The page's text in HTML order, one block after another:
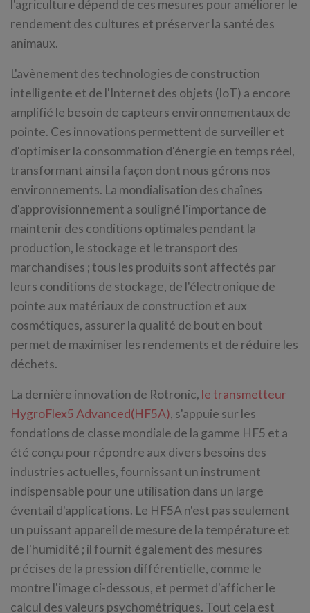
l'agriculture dépend de ces mesures pour améliorer le
rendement des cultures et préserver la santé des
animaux.
L'avènement des technologies de construction
intelligente et de l'Internet des objets (IoT) a encore
amplifié le besoin de capteurs environnementaux de
pointe. Ces innovations permettent de surveiller et
d'optimiser la consommation d'énergie en temps réel,
transformant ainsi la façon dont nous gérons nos
environnements. La mondialisation des chaînes
d'approvisionnement a souligné l'importance de
maintenir des conditions optimales pendant la
production, le stockage et le transport des
marchandises ; tous les produits sont affectés par
leurs conditions de stockage, de l'électronique de
pointe aux matériaux de construction et aux
cosmétiques, assurer la qualité de bout en bout
permet de maximiser les rendements et de réduire les
déchets.
La dernière innovation de Rotronic, le transmetteur
HygroFlex5 Advanced(HF5A), s'appuie sur les
fondations de classe mondiale de la gamme HF5 et a
été conçu pour répondre aux divers besoins des
industries actuelles, fournissant un instrument
indispensable pour une utilisation dans un large
éventail d'applications. Le HF5A n'est pas seulement
un puissant appareil de mesure de la température et
de l'humidité ; il fournit également des mesures
précises de la pression différentielle, comme le
montre l'image ci-dessous, et permet d'afficher le
calcul des valeurs psychométriques. Tout cela est